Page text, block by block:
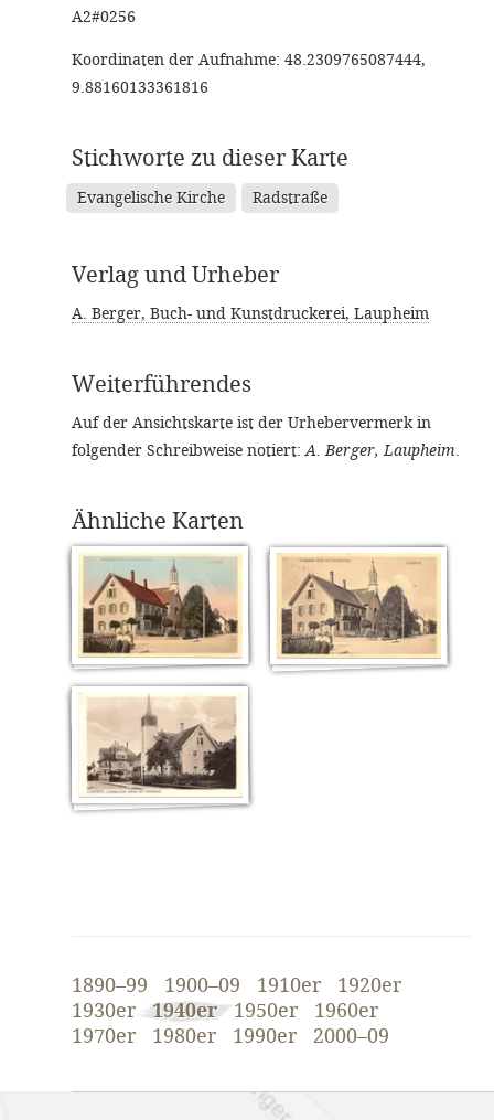
A2#0256
Koordinaten der Aufnahme: 48.2309765087444,
9.88160133361816
Stichworte zu dieser Karte
Evangelische Kirche Radstraße
Verlag und Urheber
A. Berger, Buch- und Kunstdruckerei, Laupheim
Weiterführendes
Auf der Ansichtskarte ist der Urhebervermerk in
folgender Schreibweise notiert:A. Berger, Laupheim.
Ähnliche Karten
1890–99 1900–09 1910er
1920er
1930er
1940er 1950er
1960er
1970er
1980er 1990er 2000–09